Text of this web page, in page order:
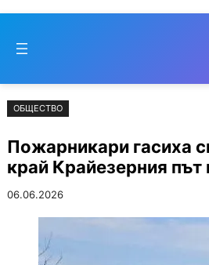
съдържанието
to
ОБЩЕСТВО
Пожарникари гасиха
край Крайезерния път
06.06.2026